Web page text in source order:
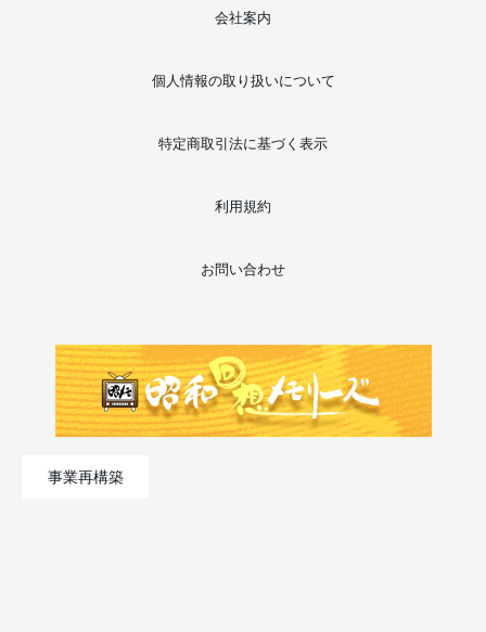
会社案内
個人情報の取り扱いについて
特定商取引法に基づく表示
利用規約
お問い合わせ
事業再構築